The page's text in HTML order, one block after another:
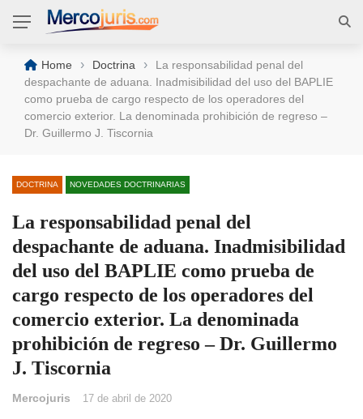
Home › Doctrina ›
La responsabilidad penal del
despachante de aduana. Inadmisibilidad del uso del BAPLIE
como prueba de cargo respecto de los operadores del
comercio exterior. La denominada prohibición de regreso –
Dr. Guillermo J. Tiscornia
DOCTRINA NOVEDADES DOCTRINARIAS
La responsabilidad penal del
despachante de aduana. Inadmisibilidad
del uso del BAPLIE como prueba de
cargo respecto de los operadores del
comercio exterior. La denominada
prohibición de regreso – Dr. Guillermo
J. Tiscornia
Mercojuris 17 de abril de 2020